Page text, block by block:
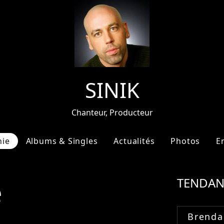
SINIK
Chanteur, Producteur
Albums & Singles Actualités Photos